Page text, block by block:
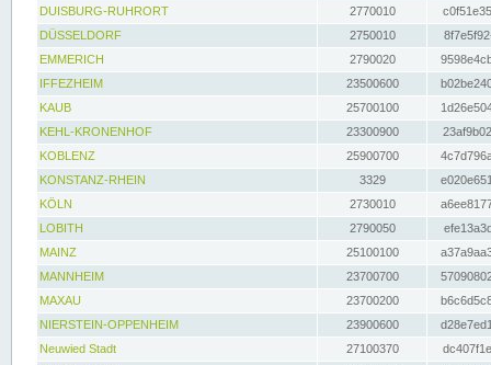
DUISBURG-RUHRORT
2770010
DÜSSELDORF
2750010
EMMERICH
2790020
IFFEZHEIM
23500600
KAUB
25700100
KEHL-KRONENHOF
23300900
KOBLENZ
25900700
KONSTANZ-RHEIN
3329
KÖLN
2730010
LOBITH
2790050
MAINZ
25100100
MANNHEIM
23700700
MAXAU
23700200
NIERSTEIN-OPPENHEIM
23900600
Neuwied Stadt
27100370